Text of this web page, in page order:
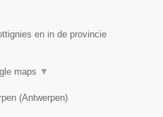
en in de provincie
maps ▼
(Antwerpen)